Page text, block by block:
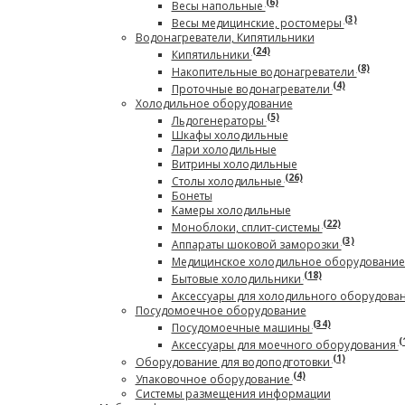
Весы напольные
Весы медицинские, ростомеры(3)
Водонагреватели, Кипятильники
Кипятильники(24)
Накопительные водонагреватели(8)
Проточные водонагреватели(4)
Холодильное оборудование
Льдогенераторы(5)
Шкафы холодильные
Лари холодильные
Витрины холодильные
Столы холодильные(26)
Бонеты
Камеры холодильные
Моноблоки, сплит-системы(22)
Аппараты шоковой заморозки(3)
Медицинское холодильное
Бытовые холодильники(18)
Аксессуары для холодильного
Посудомоечное оборудование
Посудомоечные машины(34)
Аксессуары для моечного оборудования
Оборудование для водоподготовки(1)
Упаковочное оборудование(4)
Системы размещения информации